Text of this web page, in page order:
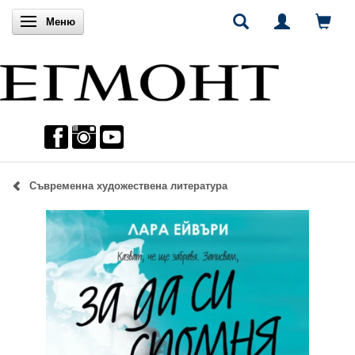
Включи навигацията
Меню
Съвременна художествена литература